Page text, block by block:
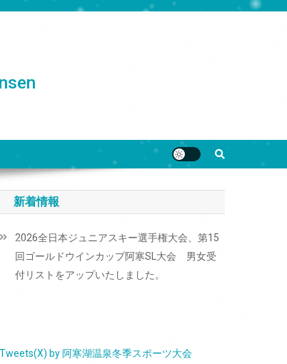
新着情報
2026全日本ジュニアスキー選手権大会、第15
回ゴールドウインカップ阿寒SL大会 男女受
付リストをアップいたしました。
Tweets(X) by 阿寒湖温泉冬季スポーツ大会